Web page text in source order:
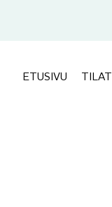
ETUSIVU TILAT